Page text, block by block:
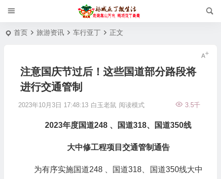
首页 旅游资讯 车行亚丁 正文
注意国庆节过后！这些国道部分路段将
进行交通管制
2023年10月3日 17:48:13 白玉老鼠 3.5千
阅读模式
2023年度国道248 、国道318、国道350线
大中修工程项目交通管制通告
为有序实施国道248 、国道318、国道350线大中